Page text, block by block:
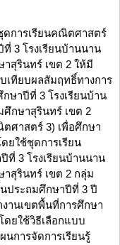
ดการเรียนคณิตศาสตร์
3 โรงเรียนบ้านนาน
สุรินทร์ เขต 2 ให้มี
เทียบผลสัมฤทธิ์ทางการ
กษาปีที่ 3 โรงเรียนบ้าน
กษาสุรินทร์ เขต 2
ศาสตร์ 3) เพื่อศึกษา
ยใช้ชุดการเรียน
ที่ 3 โรงเรียนบ้านนาน
สุรินทร์ เขต 2 กลุ่ม
ประถมศึกษาปีที่ 3 ปี
งานเขตพื้นที่การศึกษา
ดยใช้วิธีเลือกแบบ
นการจัดการเรียนรู้